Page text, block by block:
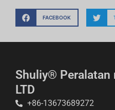
FACEBOOK
Shuliy® Peralatan
LTD
+86-13673689272